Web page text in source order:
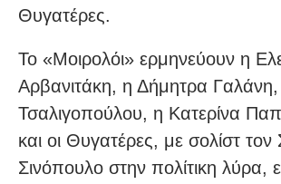
Θυγατέρες.
Το «Μοιρολόι» ερμηνεύουν η
Αρβανιτάκη, η Δήμητρα
Τσαλιγοπούλου, η Κατερίνα
και οι Θυγατέρες, με σολίστ
Σινόπουλο στην πολίτικη λύρα,